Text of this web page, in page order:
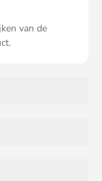
van de